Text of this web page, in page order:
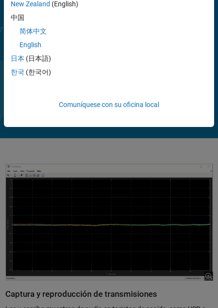
externas. Además, ofrece alojamiento de complementos y permite
procesar arrays de MATLAB con complementos de audio externos.
Esta toolbox incluye modelos de Machine Learning y Deep Learning
previamente entrenados para realizar transferencia del aprendizaje.
Puede aplicar los modelos directamente a señales acústicas y de voz
de sonidos, verificación de locutores, transcripción y síntesis del
Vea
el
Captura y reproducción de transmisiones
New Zealand (English)
中国
简体中文
English
日本 (日本語)
한국 (한국어)
Comuníquese con su oficina local